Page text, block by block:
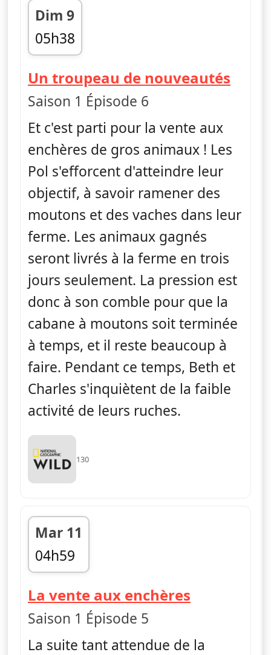
Dim 9
05h38
fin 06h00
Un troupeau de nouveautés
Saison 1 Épisode 6
Et c'est parti pour la vente aux
enchères de gros animaux ! Les
Pol s'efforcent d'atteindre leur
objectif, à savoir ramener des
moutons et des vaches dans leur
ferme. Les animaux gagnés
seront livrés à la ferme en trois
jours seulement. La pression est
donc à son comble pour que la
cabane à moutons soit terminée
à temps, et il reste beaucoup à
faire. Pendant ce temps, Beth et
Charles s'inquiètent de la faible
activité de leurs ruches.
130
Mar 11
04h59
fin 05h24
La vente aux enchères
Saison 1 Épisode 5
La suite tant attendue de la